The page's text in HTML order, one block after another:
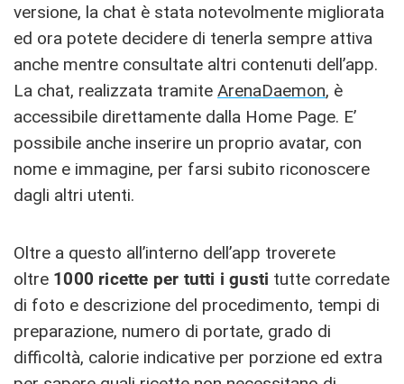
versione, la chat è stata notevolmente migliorata
ed ora potete decidere di tenerla sempre attiva
anche mentre consultate altri contenuti dell’app.
La chat, realizzata tramite ArenaDaemon, è
accessibile direttamente dalla Home Page. E’
possibile anche inserire un proprio avatar, con
nome e immagine, per farsi subito riconoscere
dagli altri utenti.
Oltre a questo all’interno dell’app troverete
oltre 1000 ricette per tutti i gusti tutte corredate
di foto e descrizione del procedimento, tempi di
preparazione, numero di portate, grado di
difficoltà, calorie indicative per porzione ed extra